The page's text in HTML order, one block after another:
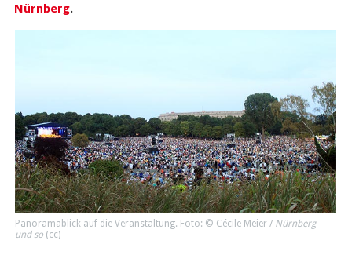
Nürnberg.
Panoramablick auf die Veranstaltung. Foto: © Cécile Meier / Nürnberg
und so(cc)